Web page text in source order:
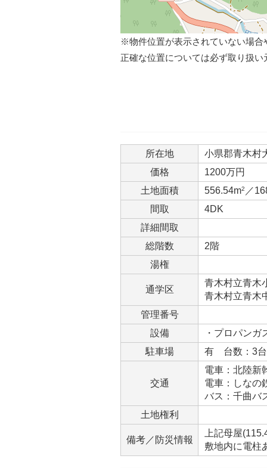
※物件位置が表示されていない場合
正確な位置については必ず取り扱
所在地
小県郡青木村
価格
1200万円
土地面積
556.54m2 ／
間取
4DK
詳細間取
総階数
2階
湯権
通学区
青木村立青木
青木村立青木
管理番号
設備
・プロパン
駐車場
有 台数：3
交通
電車：北陸
電車：しな
バス：千曲バ
土地権利
備考／防災情報
上記母屋
敷地内に電柱